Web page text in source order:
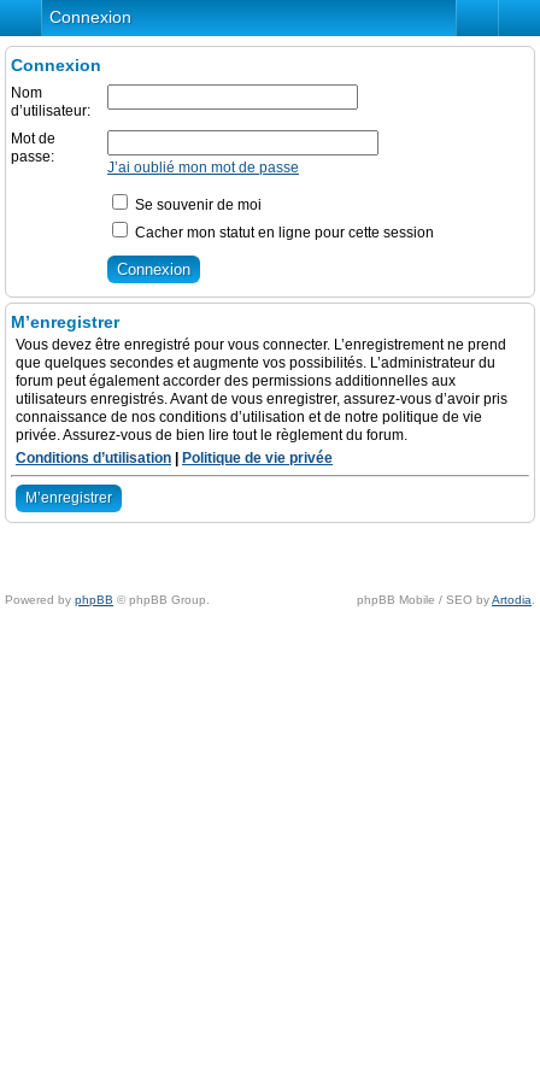
Connexion
Connexion
Nom
d’utilisateur:
Mot de
passe:
J’ai oublié mon mot de passe
Se souvenir de moi
Cacher mon statut en ligne pour cette session
M’enregistrer
Vous devez être enregistré pour vous connecter. L’enregistrement ne prend
que quelques secondes et augmente vos possibilités. L’administrateur du
forum peut également accorder des permissions additionnelles aux
utilisateurs enregistrés. Avant de vous enregistrer, assurez-vous d’avoir pris
connaissance de nos conditions d’utilisation et de notre politique de vie
privée. Assurez-vous de bien lire tout le règlement du forum.
Conditions d’utilisation
Politique de vie privée
M’enregistrer
Powered by phpBB © phpBB Group. phpBB Mobile / SEO byArtodia